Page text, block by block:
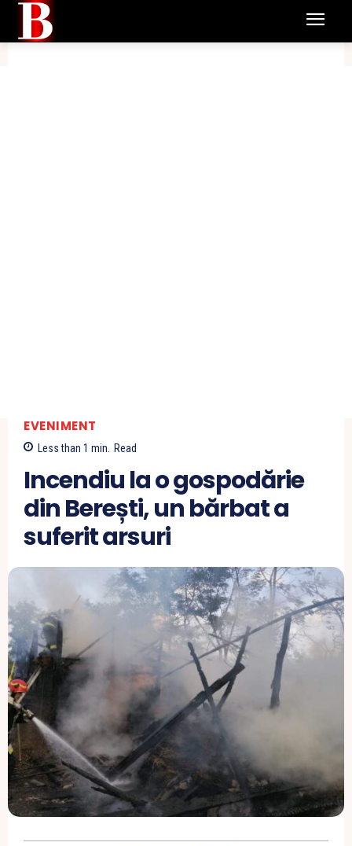
EVENIMENT
Less than 1 min. Read
Incendiu la o gospodărie
din Berești, un bărbat a
suferit arsuri